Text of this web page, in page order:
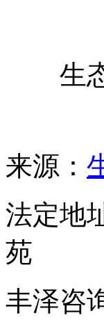
生态
来源：
法定地
苑
丰泽咨